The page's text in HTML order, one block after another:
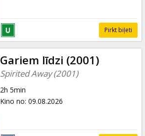
Pirkt biļeti
Gariem līdzi (2001)
Spirited Away (2001)
2h 5min
Kino no: 09.08.2026